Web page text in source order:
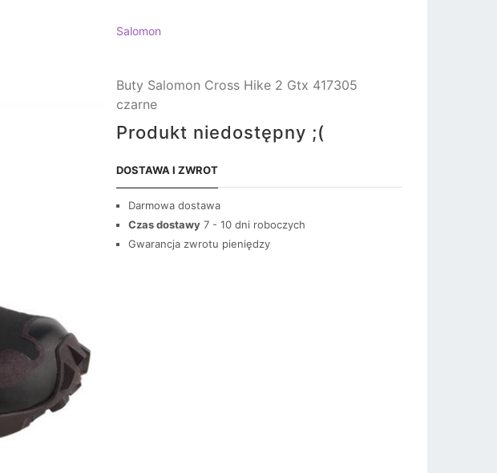
Salomon
Buty Salomon Cross Hike 2 Gtx 417305
czarne
Produkt niedostępny ;(
DOSTAWA I ZWROT
Darmowa dostawa
Czas dostawy 7 - 10 dni roboczych
Gwarancja zwrotu pieniędzy